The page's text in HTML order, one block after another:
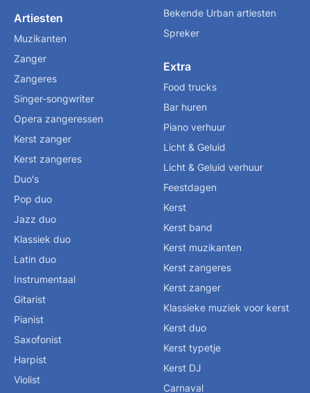
Artiesten
Muzikanten
Zanger
Zangeres
Singer-songwriter
Opera zangeressen
Kerst zanger
Kerst zangeres
Duo's
Pop duo
Jazz duo
Klassiek duo
Latin duo
Instrumentaal
Gitarist
Pianist
Saxofonist
Harpist
Violist
Bekende Urban artiesten
Spreker
Extra
Food trucks
Bar huren
Piano verhuur
Licht & Geluid
Licht & Geluid verhuur
Feestdagen
Kerst
Kerst band
Kerst muzikanten
Kerst zangeres
Kerst zanger
Klassieke muziek voor kerst
Kerst duo
Kerst typetje
Kerst DJ
Carnaval